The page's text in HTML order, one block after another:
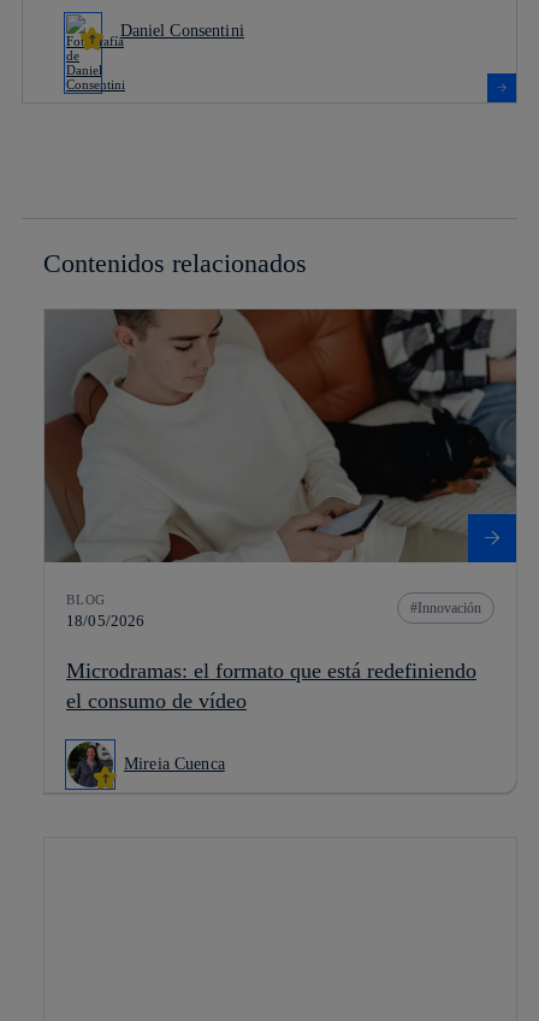
Daniel Consentini
Contenidos relacionados
BLOG
18/05/2026
Innovación
Microdramas: el formato que está redefiniendo
el consumo de vídeo
Mireia Cuenca